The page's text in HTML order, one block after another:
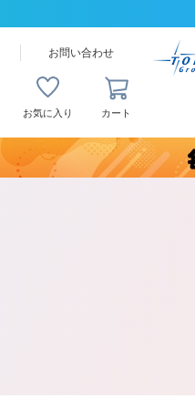
お問い合わせ
お気に入り カート